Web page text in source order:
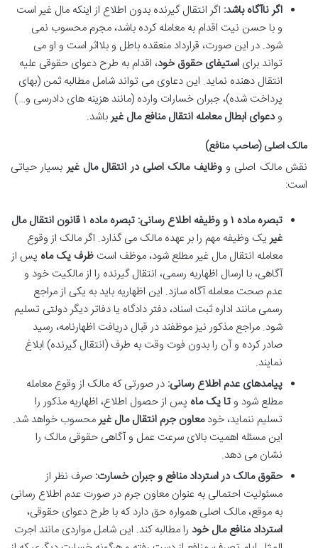
اگر ناآگاه باشد: اگر انتقال گیرنده بدون اطلاع از اینکه مال غیر است
و با حسن نیت اقدام به معامله کرده باشد، مجرم محسوب نمی
شود. در این صورت، قرارداد منعقده باطل و بلااثر است و او می
تواند برای استیفای حقوق خود، اقدام به طرح دعوای حقوقی علیه
انتقال دهنده نماید. این دعاوی می تواند شامل مطالبه ثمن (بهای
پرداخت شده)، جبران خسارات وارده (مانند هزینه های دادرسی و…)
ودعوای ابطال معامله انتقال منافع مال غیرباشد.
مالک اصلی (صاحب منافع)
نقش مالک اصلی ووظایف مالک اصلی در انتقال مال غیر بسیار حیاتی
است:
تبصره ماده ۱ و وظیفه اطلاع رسانی:
تبصره ماده ۱ قانون انتقال مال
غیر یک وظیفه مهم را بر عهده مالک می گذارد. اگر مالک از وقوع
معامله انتقال مال غیر مطلع شود، موظف است ظرف یک ماه پس از
آگاهی، با ارسال اظهاریه رسمی، انتقال گیرنده را از مالکیت خود و
عدم صحت معامله آگاه سازد. این اظهاریه باید به یکی از مراجع
رسمی مانند اداره ثبت اسناد، دفتر دادگاه یا دفاتر دیگر دولتی تسلیم
شود. مراجع مذکور نیز موظفند در قبال دریافت اظهارنامه، رسید
صادر کرده و آن را بدون فوت وقت به طرف (انتقال گیرنده) ابلاغ
نمایند.
پیامدهای عدم اطلاع رسانی: در صورتی که مالک از وقوع معامله
مطلع شود و تا یک ماه پس از حصول اطلاع، اظهاریه مذکور را
تسلیم ننماید، خودمعاون جرم انتقال مال غیرمحسوب خواهد شد.
این مسئله اهمیت بالای سرعت عمل و آگاهی حقوقی مالک را
نشان می دهد.
حقوق مالک در استرداد منافع و جبران خسارت: صرف نظر از
مسئولیت احتمالی به عنوان معاون جرم در صورت عدم اطلاع رسانی
به موقع، مالک اصلی همواره حق دارد که با طرح دعوای حقوقی،
استرداد منافع مال خود را مطالبه کند. این شامل مواردی مانند اجرت